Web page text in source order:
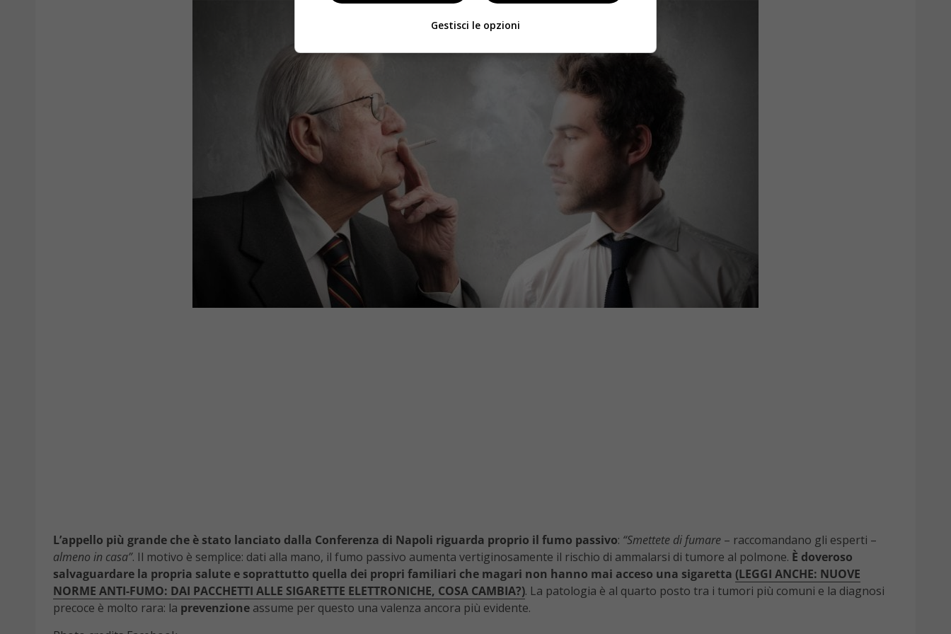
L’appello più grande che è stato lanciato dalla Conferenza di Napoli riguarda proprio il fumo passivo: “Smettete di fumare – raccomandano gli esperti –
almeno in casa”. Il motivo è semplice: dati alla mano, il fumo passivo aumenta vertiginosamente il rischio di ammalarsi di tumore al polmone. È doveroso
salvaguardare la propria salute e soprattutto quella dei propri familiari che magari non hanno mai acceso una sigaretta (LEGGI ANCHE: NUOVE
NORME ANTI-FUMO: DAI PACCHETTI ALLE SIGARETTE ELETTRONICHE, COSA CAMBIA?). La patologia è al quarto posto tra i tumori più comuni e la diagnosi
precoce è molto rara: la prevenzione assume per questo una valenza ancora più evidente.
Gestisci le opzioni